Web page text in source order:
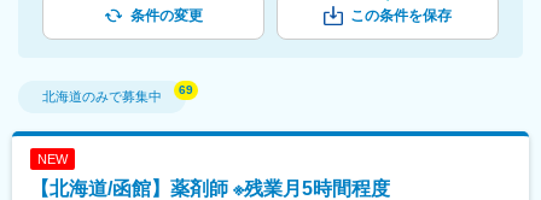
条件の変更 この条件を保存
北海道のみで募集中
NEW
【北海道/函館】薬剤師 ※残業月5時間程度